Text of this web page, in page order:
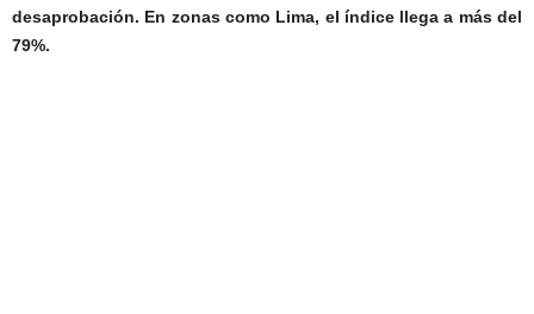
desaprobación. En zonas como Lima, el índice llega a más del
79%.